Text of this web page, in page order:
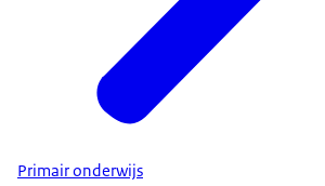
Download
We doen dat op 3 manieren.
Eén. Jaarlijkse analyse:
Ieder jaar bekijken we de gegevens
scholen.
risicoanalyse.
Primair onderwijs